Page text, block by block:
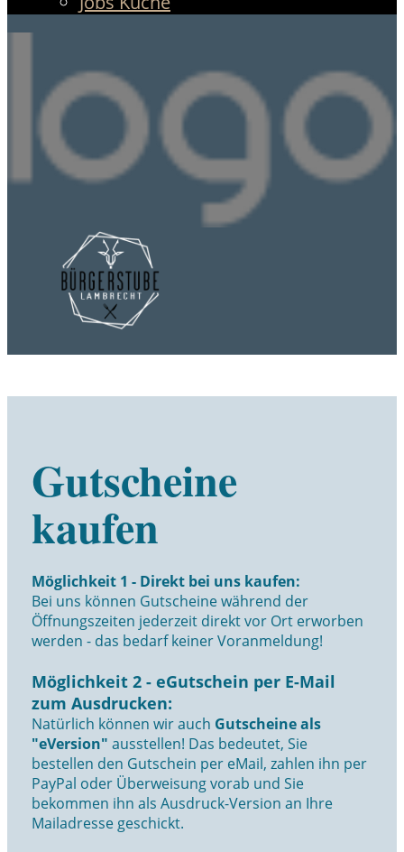
Gutscheine
kaufen
Möglichkeit 1 - Direkt bei uns kaufen:
Bei uns können Gutscheine während der
Öffnungszeiten jederzeit direkt vor Ort erworben
werden - das bedarf keiner Voranmeldung!
Möglichkeit 2 - eGutschein per E-Mail
zum Ausdrucken:
Natürlich können wir auch Gutscheine als
"eVersion" ausstellen! Das bedeutet, Sie
bestellen den Gutschein per eMail, zahlen ihn per
PayPal oder Überweisung vorab und Sie
bekommen ihn als Ausdruck-Version an Ihre
Mailadresse geschickt.